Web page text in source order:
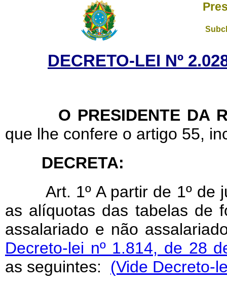
DECRETO-LEI Nº
O PRESIDENTE DA
que lhe confere o artigo 55,
DECRETA:
Art. 1º A partir de 1º
as alíquotas das tabelas de
assalariado e não
Decreto-lei nº 1.814, de 28
as seguintes: (Vide Decreto-